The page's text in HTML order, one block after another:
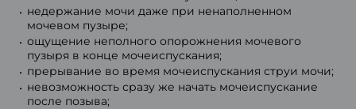
недержание мочи даже при ненаполненном
мочевом пузыре;
ощущение неполного опорожнения мочевого
пузыря в конце мочеиспускания;
прерывание во время мочеиспускания струи мочи;
невозможность сразу же начать мочеиспускание
после позыва;